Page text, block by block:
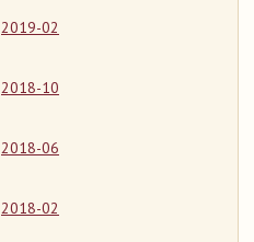
2019-02
2018-10
2018-06
2018-02